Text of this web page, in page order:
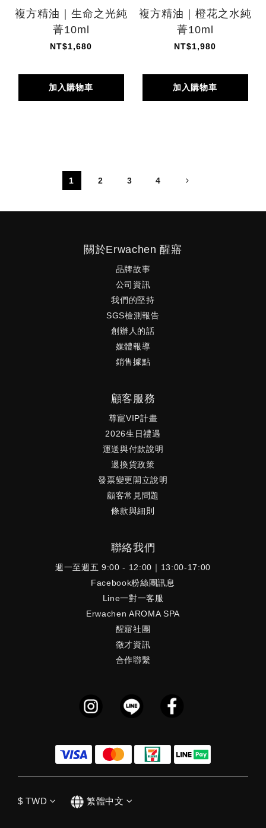
複方精油｜生命之光純
菁10ml
NT$1,680
加入購物車
複方精油｜橙花之水純
菁10ml
NT$1,980
加入購物車
1 2 3 4
關於Erwachen 醒寤
品牌故事
公司資訊
我們的堅持
SGS檢測報告
創辦人的話
媒體報導
銷售據點
顧客服務
尊寵VIP計畫
2026生日禮遇
運送與付款說明
退換貨政策
發票變更開立說明
顧客常見問題
條款與細則
聯絡我們
週一至週五 9:00 - 12:00｜13:00-17:00
Facebook粉絲團訊息
Line一對一客服
Erwachen AROMA SPA
醒寤社團
徵才資訊
合作聯繫
$ TWD 繁體中文